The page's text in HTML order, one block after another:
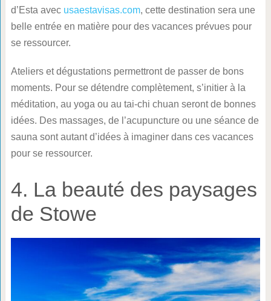
d’Esta avec usaestavisas.com, cette destination sera une
belle entrée en matière pour des vacances prévues pour
se ressourcer.
Ateliers et dégustations permettront de passer de bons
moments. Pour se détendre complètement, s’initier à la
méditation, au yoga ou au tai-chi chuan seront de bonnes
idées. Des massages, de l’acupuncture ou une séance de
sauna sont autant d’idées à imaginer dans ces vacances
pour se ressourcer.
4. La beauté des paysages
de Stowe